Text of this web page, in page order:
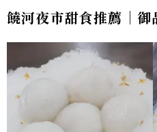
饒河夜市甜食推薦｜御